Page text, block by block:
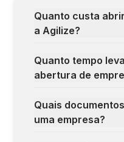
Quanto custa
a Agilize?
Quanto tempo
abertura de
Quais
uma empresa?